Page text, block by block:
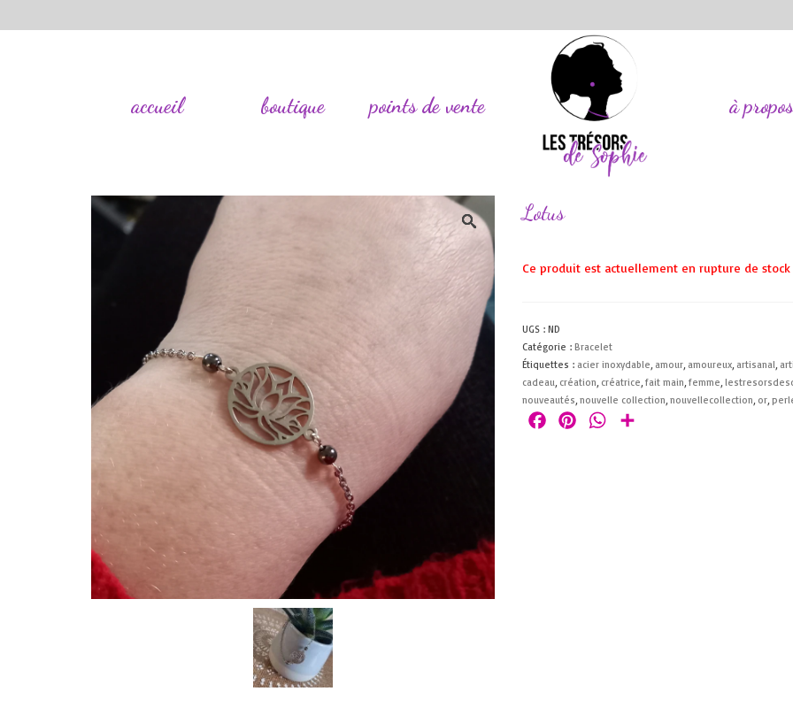
accueil boutique points de vente à propos
Lotus
Ce produit est actuellement en rupture de
UGS : ND
Catégorie : Bracelet
Étiquettes : acier inoxydable, amour, amoureux, artisanal,
cadeau, création, créatrice,fait main,femme,
nouveautés,nouvelle collection,nouvellecollection, or,
FacebookPinterestWhatsApp